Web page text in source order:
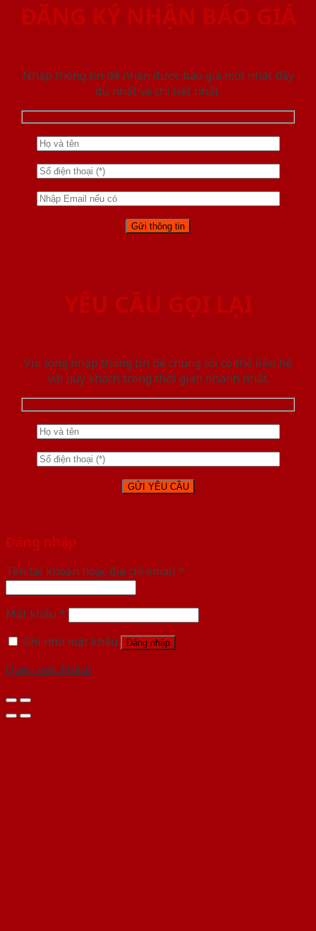
ĐĂNG KÝ NHẬN BÁO GIÁ
Nhập thông tin để nhận được báo giá mới nhât đầy
đủ nhất và chi tiết nhất.
YÊU CẦU GỌI LẠI
Vui lòng nhập thông tin để chúng tôi có thể liên hệ
với quý khách trong thời gian nhanh nhất.
Đăng nhập
Tên tài khoản hoặc địa chỉ email *
Mật khẩu *
Ghi nhớ mật khẩu
Đăng nhập
Quên mật khẩu?